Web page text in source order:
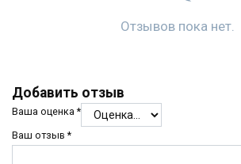
Отзывов пока нет.
Добавить отзыв
Ваша оценка*
Ваш отзыв*